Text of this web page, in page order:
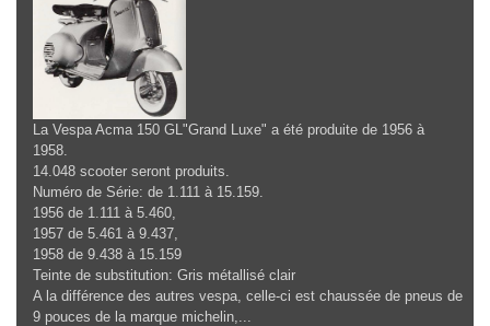
La Vespa Acma 150 GL"Grand Luxe" a été produite de 1956 à
1958.
14.048 scooter seront produits.
Numéro de Série: de 1.111 à 15.159.
1956 de 1.111 à 5.460,
1957 de 5.461 à 9.437,
1958 de 9.438 à 15.159
Teinte de substitution: Gris métallisé clair
A la différence des autres vespa, celle-ci est chaussée de pneus de
9 pouces de la marque michelin,...